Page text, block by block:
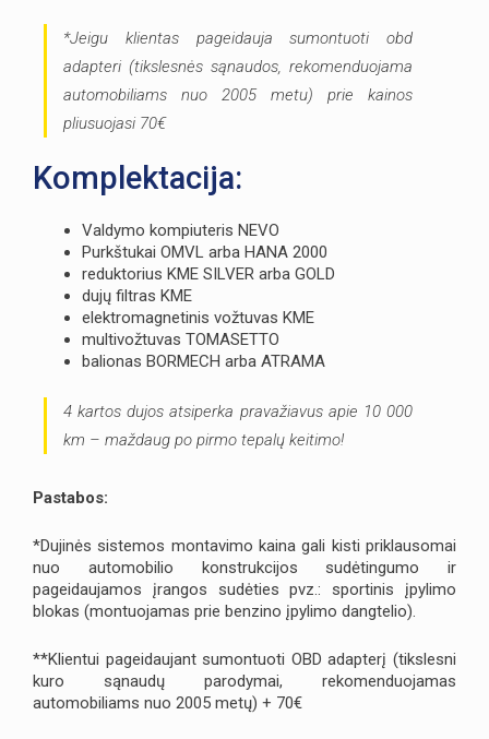
*Jeigu klientas pageidauja sumontuoti obd
adapteri (tikslesnės sąnaudos, rekomenduojama
automobiliams nuo 2005 metu) prie kainos
pliusuojasi 70€
Komplektacija:
Valdymo kompiuteris NEVO
Purkštukai OMVL arba HANA 2000
reduktorius KME SILVER arba GOLD
dujų filtras KME
elektromagnetinis vožtuvas KME
multivožtuvas TOMASETTO
balionas BORMECH arba ATRAMA
4 kartos dujos atsiperka pravažiavus apie 10 000
km – maždaug po pirmo tepalų keitimo!
Pastabos:
*Dujinės sistemos montavimo kaina gali kisti priklausomai
nuo automobilio konstrukcijos sudėtingumo ir
pageidaujamos įrangos sudėties pvz.: sportinis įpylimo
blokas (montuojamas prie benzino įpylimo dangtelio).
**Klientui pageidaujant sumontuoti OBD adapterį (tikslesni
kuro sąnaudų parodymai, rekomenduojamas
automobiliams nuo 2005 metų) + 70€